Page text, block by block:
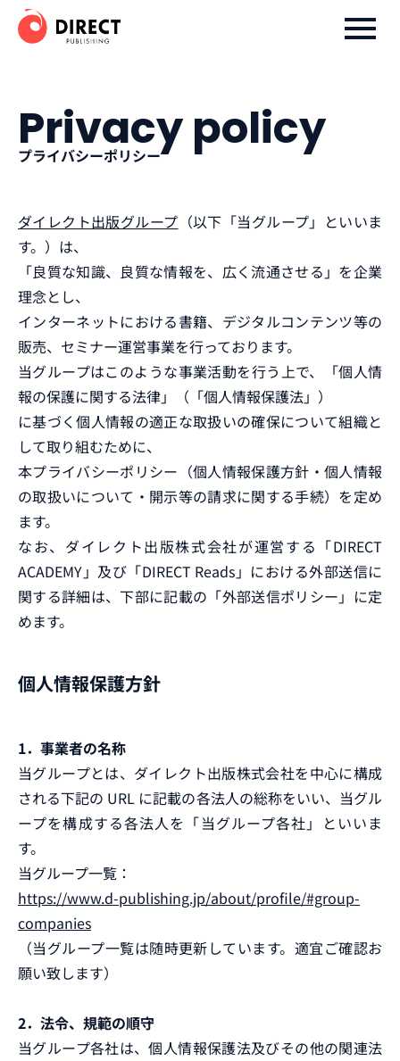
ダイレクト出版株式会社
Privacy policy
プライバシーポリシー
ダイレクト出版グループ （以下「当グループ」といいま
す。）は、
「良質な知識、良質な情報を、広く流通させる」を企業
理念とし、
インターネットにおける書籍、デジタルコンテンツ等の
販売、セミナー運営事業を行っております。
当グループはこのような事業活動を行う上で、「個人情
報の保護に関する法律」（「個人情報保護法」）
に基づく個人情報の適正な取扱いの確保について組織と
して取り組むために、
本プライバシーポリシー（個人情報保護方針・個人情報
の取扱いについて・開示等の請求に関する手続）を定め
ます。
なお、ダイレクト出版株式会社が運営する「DIRECT
ACADEMY」及び「DIRECT Reads」における外部送信に
関する詳細は、下部に記載の「外部送信ポリシー」に定
めます。
個人情報保護方針
1．事業者の名称
当グループとは、ダイレクト出版株式会社を中心に構成
される下記の URL に記載の各法人の総称をいい、当グル
ープを構成する各法人を「当グループ各社」といいま
す。
当グループ一覧：
https://www.d-publishing.jp/about/profile/#group-
companies
（当グループ一覧は随時更新しています。適宜ご確認お
願い致します）
2．法令、規範の順守
当グループ各社は、個人情報保護法及びその他の関連法